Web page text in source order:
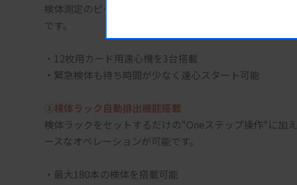
検体測定のピーク時の余剰処理能力と緊急時の優先測定
です。
・12枚用カード用遠心機を3台搭載
・緊急検体も待ち時間が少なく遠心スタート可能
③検体ラック自動排出機能搭載
検体ラックをセットするだけの"Oneステップ操作"に加
ースなオペレーションが可能です。
・最大180本の検体を搭載可能